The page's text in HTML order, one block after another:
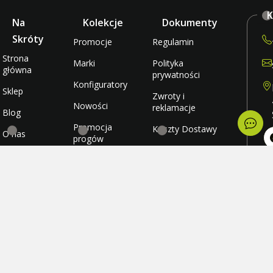
Na
Skróty
Strona
główna
Sklep
Blog
O nas
Kolekcje
Promocje
Marki
Konfiguratory
Nowości
Promocja
progów
Dokumenty
Regulamin
Polityka
prywatności
Zwroty i
reklamacje
Koszty Dostawy